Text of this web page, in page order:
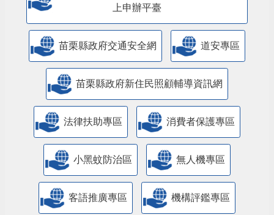
上申辦平臺
苗栗縣政府交通安全網 道安專區
苗栗縣政府新住民照顧輔導資訊網
法律扶助專區 消費者保護專區
小黑蚊防治區 無人機專區
客語推廣專區 機構評鑑專區